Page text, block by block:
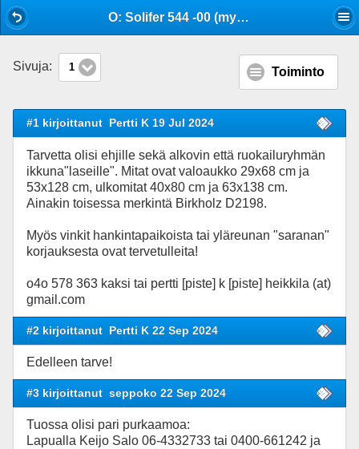
O: Solifer 544 -00 (myös Hymer?) oikeanpuoleiset ikkunat
Sivuja: 1 Toiminto
#1 kirjoittanut Pertti K 19 Jul 2024
Tarvetta olisi ehjille sekä alkovin että ruokailuryhmän
ikkuna"laseille". Mitat ovat valoaukko 29x68 cm ja
53x128 cm, ulkomitat 40x80 cm ja 63x138 cm.
Ainakin toisessa merkintä Birkholz D2198.
Myös vinkit hankintapaikoista tai yläreunan "saranan"
korjauksesta ovat tervetulleita!
o4o 578 363 kaksi tai pertti [piste] k [piste] heikkila (at)
gmail.com
#2 kirjoittanut Pertti K 22 Sep 2024
Edelleen tarve!
#3 kirjoittanut seppoko 22 Sep 2024
Tuossa olisi pari purkaamoa:
Lapualla Keijo Salo 06-4332733 tai 0400-661242 ja